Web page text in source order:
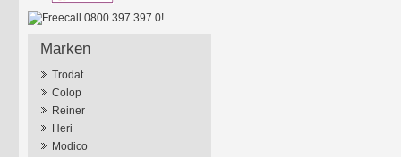
Marken
Trodat
Colop
Reiner
Heri
Modico